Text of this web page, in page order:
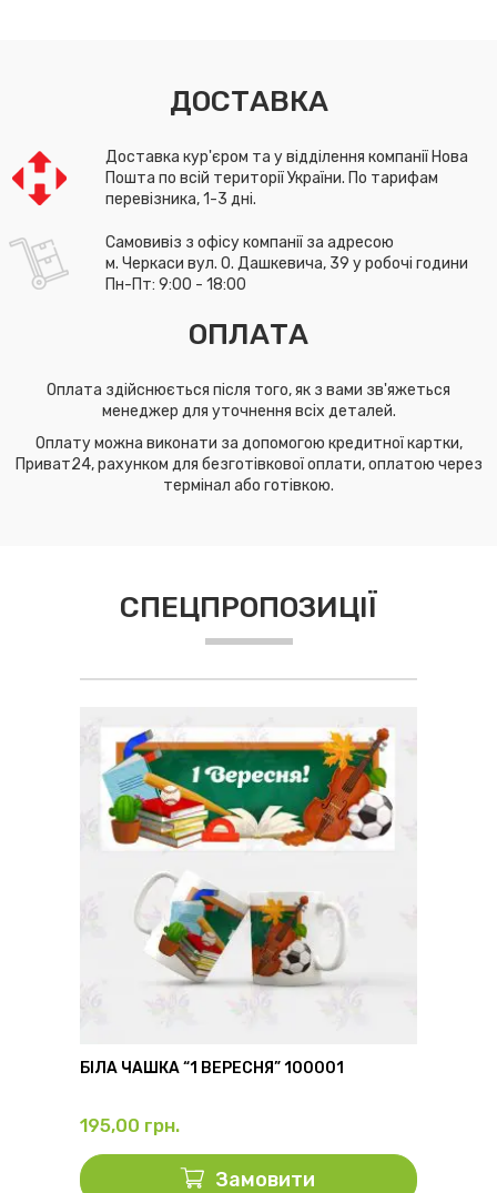
ДОСТАВКА
Доставка кур'єром та у відділення компанії Нова
Пошта по всій території України. По тарифам
перевізника, 1-3 дні.
Самовивіз з офісу компанії за адресою
м. Черкаси вул. О. Дашкевича, 39 у робочі години
Пн-Пт: 9:00 - 18:00
ОПЛАТА
Оплата здійснюється після того, як з вами зв'яжеться
менеджер для уточнення всіх деталей.
Оплату можна виконати за допомогою кредитної картки,
Приват24, рахунком для безготівкової оплати, оплатою через
термінал або готівкою.
СПЕЦПРОПОЗИЦІЇ
БІЛА ЧАШКА “1 ВЕРЕСНЯ” 100001
195,00 грн.
Замовити